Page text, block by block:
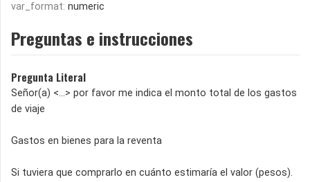
var_format: numeric
Preguntas e instrucciones
Pregunta Literal
Señor(a) <...> por favor me indica el monto total de los gastos
de viaje
Gastos en bienes para la reventa
Si tuviera que comprarlo en cuánto estimaría el valor (pesos).